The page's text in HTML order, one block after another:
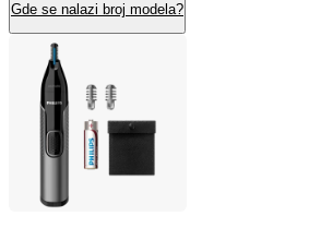
Gde se nalazi broj modela?